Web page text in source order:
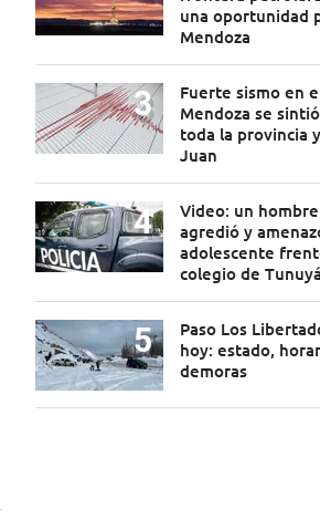
una oportunidad
Mendoza
Fuerte sismo en
Mendoza se
toda la provincia
Juan
Video: un hombre
agredió y
adolescente
colegio de
Paso Los
hoy: estado,
demoras